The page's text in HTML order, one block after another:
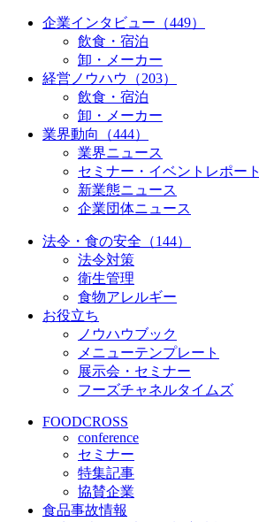
企業インタビュー（449）
飲食・宿泊
卸・メーカー
経営ノウハウ（203）
飲食・宿泊
卸・メーカー
業界動向（444）
業界ニュース
セミナー・イベントレポート
新業態ニュース
企業団体ニュース
法令・食の安全（144）
法令対策
衛生管理
食物アレルギー
お役立ち
ノウハウブック
メニューテンプレート
展示会・セミナー
フーズチャネルタイムズ
FOODCROSS
conference
セミナー
特集記事
協賛企業
食品事故情報